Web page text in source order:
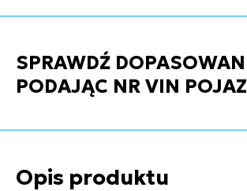
SPRAWDŹ
PODAJĄC NR VIN
Opis produktu